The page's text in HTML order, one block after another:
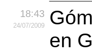
18:43
24/07/2009
en